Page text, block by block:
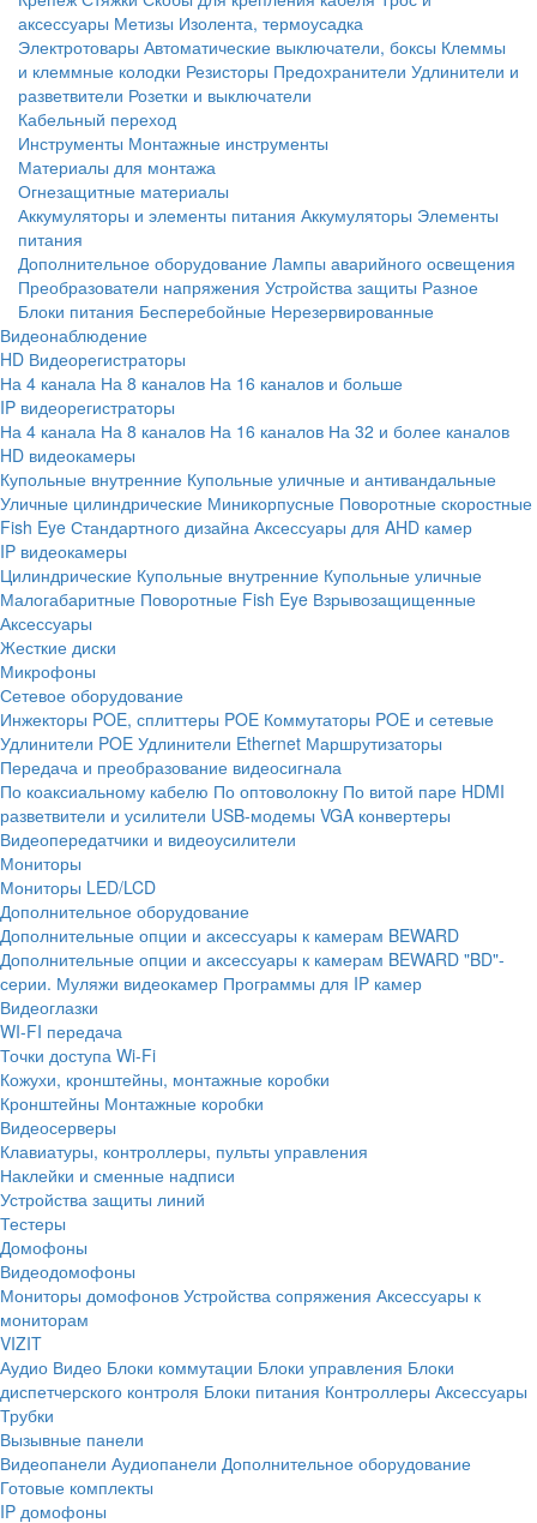
аксессуары Метизы Изолента, термоусадка
Электротовары Автоматические выключатели, боксы Клеммы
и клеммные колодки Резисторы Предохранители Удлинители и
разветвители Розетки и выключатели
Кабельный переход
Инструменты Монтажные инструменты
Материалы для монтажа
Огнезащитные материалы
Аккумуляторы и элементы питания Аккумуляторы Элементы
питания
Дополнительное оборудование Лампы аварийного освещения
Преобразователи напряжения Устройства защиты Разное
Блоки питания Бесперебойные Нерезервированные
Видеонаблюдение
HD Видеорегистраторы
На 4 канала На 8 каналов На 16 каналов и больше
IP видеорегистраторы
На 4 канала На 8 каналов На 16 каналов На 32 и более каналов
HD видеокамеры
Купольные внутренние Купольные уличные и антивандальные
Уличные цилиндрические Миникорпусные Поворотные скоростные
Fish Eye Стандартного дизайна Аксессуары для AHD камер
IP видеокамеры
Цилиндрические Купольные внутренние Купольные уличные
Малогабаритные Поворотные Fish Eye Взрывозащищенные
Аксессуары
Жесткие диски
Микрофоны
Сетевое оборудование
Инжекторы POE, сплиттеры POE Коммутаторы POE и сетевые
Удлинители POE Удлинители Ethernet Маршрутизаторы
Передача и преобразование видеосигнала
По коаксиальному кабелю По оптоволокну По витой паре HDMI
разветвители и усилители USB-модемы VGA конвертеры
Видеопередатчики и видеоусилители
Мониторы
Мониторы LED/LCD
Дополнительное оборудование
Дополнительные опции и аксессуары к камерам BEWARD
Дополнительные опции и аксессуары к камерам BEWARD "BD"-
серии. Муляжи видеокамер Программы для IP камер
Видеоглазки
WI-FI передача
Точки доступа Wi-Fi
Кожухи, кронштейны, монтажные коробки
Кронштейны Монтажные коробки
Видеосерверы
Клавиатуры, контроллеры, пульты управления
Наклейки и сменные надписи
Устройства защиты линий
Тестеры
Домофоны
Видеодомофоны
Мониторы домофонов Устройства сопряжения Аксессуары к
мониторам
VIZIT
Аудио Видео Блоки коммутации Блоки управления Блоки
диспетчерского контроля Блоки питания Контроллеры Аксессуары
Трубки
Вызывные панели
Видеопанели Аудиопанели Дополнительное оборудование
Готовые комплекты
IP домофоны